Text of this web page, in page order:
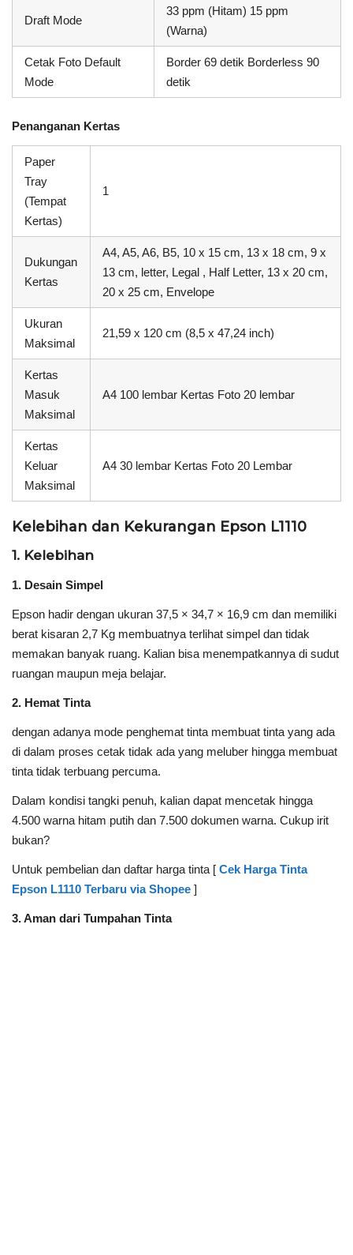
Draft Mode
33 ppm (Hitam) 15 ppm
(Warna)
Cetak Foto Default
Mode
Border 69 detik Borderless 90
detik
Penanganan Kertas
Paper
Tray
(Tempat
Kertas)
1
Dukungan
Kertas
A4, A5, A6, B5, 10 x 15 cm, 13 x 18 cm, 9 x
13 cm, letter, Legal , Half Letter, 13 x 20 cm,
20 x 25 cm, Envelope
Ukuran
Maksimal
21,59 x 120 cm (8,5 x 47,24 inch)
Kertas
Masuk
Maksimal
A4 100 lembar Kertas Foto 20 lembar
Kertas
Keluar
Maksimal
A4 30 lembar Kertas Foto 20 Lembar
Kelebihan dan Kekurangan Epson L1110
1. Kelebihan
1. Desain Simpel
Epson hadir dengan ukuran 37,5 × 34,7 × 16,9 cm dan memiliki
berat kisaran 2,7 Kg membuatnya terlihat simpel dan tidak
memakan banyak ruang. Kalian bisa menempatkannya di sudut
ruangan maupun meja belajar.
2. Hemat Tinta
dengan adanya mode penghemat tinta membuat tinta yang ada
di dalam proses cetak tidak ada yang meluber hingga membuat
tinta tidak terbuang percuma.
Dalam kondisi tangki penuh, kalian dapat mencetak hingga
4.500 warna hitam putih dan 7.500 dokumen warna. Cukup irit
bukan?
Untuk pembelian dan daftar harga tinta [ Cek Harga Tinta
Epson L1110 Terbaru via Shopee ]
3. Aman dari Tumpahan Tinta